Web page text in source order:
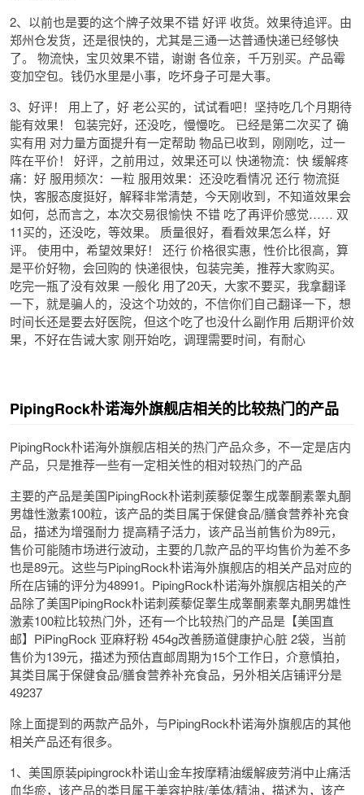
2、以前也是要的这个牌子效果不错 好评 收货。效果待追评。由
郑州仓发货，还是很快的，尤其是三通一达普通快递已经够快
了。 物流快，宝贝效果不错，谢谢 各位亲，千万别买。产品霉
变加空包。钱仍水里是小事，吃坏身子可是大事。
3、好评！ 用上了，好 老公买的，试试看吧！坚持吃几个月期待
能有效果！ 包装完好，还没吃，慢慢吃。 已经是第二次买了 确
实有用 对力量方面提升有一定帮助 物品已收到，刚刚吃，过一
阵在平价！ 好评，之前用过，效果还可以 快递物流：快 缓解疼
痛：好 服用频次：一粒 服用效果：还没吃看情况 还行 物流挺
快，客服态度挺好，解释非常清楚，今天刚收到，不知道效果会
如何，总而言之，本次交易很愉快 不错 吃了再评价感觉…… 双
11买的，还没吃，等效果。 质量很好，看看效果怎么样，好
评。 使用中，希望效果好！ 还行 价格很实惠，性价比很高，算
是平价好物，会回购的 快递很快，包装完美，推荐大家购买。
吃完一瓶了没有效果 一般化 用了20天，大家不要买，我拿翻译
一下，就是骗人的，没这个功效的，不信你们自己翻译一下，想
时间长还是要去好医院，但这个吃了也没什么副作用 后期评价效
果，不好在告诫大家 刚开始吃，调理需要时间，有耐心
PipingRock朴诺海外旗舰店相关的比较热门的产品
PipingRock朴诺海外旗舰店相关的热门产品众多，不一定是店内
产品，只是推荐一些有一定相关性的相对较热门的产品
主要的产品是美国PipingRock朴诺刺蒺藜促睾生成睾酮素睾丸酮
男雄性激素100粒，该产品的类目属于保健食品/膳食营养补充食
品，描述为增强耐力 提高精子活力，该产品当前售价为89元，
售价可能随市场进行波动，主要的几款产品的平均售价为差不多
也是89元。这些与PipingRock朴诺海外旗舰店的相关产品对应的
所在店铺的评分为48991。PipingRock朴诺海外旗舰店相关的产
品除了美国PipingRock朴诺刺蒺藜促睾生成睾酮素睾丸酮男雄性
激素100粒比较热门外，还有一个比较热门的产品是【美国直
邮】PiPingRock 亚麻籽粉 454g改善肠道健康护心脏 2袋，当前
售价为139元，描述为预估直邮周期为15个工作日，介意慎拍，
其类目属于保健食品/膳食营养补充食品，另外相关店铺评分是
49237
除上面提到的两款产品外，与PipingRock朴诺海外旗舰店的其他
相关产品还有很多。
1、美国原装pipingrock朴诺山金车按摩精油缓解疲劳消中止痛活
血华瘀，该产品的类目属于美容护肤/美体/精油，描述为，该产